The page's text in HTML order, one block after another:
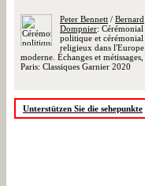
Peter Bennett / Bernard
Dompnier: Cérémonial
politique et cérémonial
religieux dans l'Europe
moderne. Échanges et métissages,
Paris: Classiques Garnier 2020
Unterstützen Sie die sehepunkte